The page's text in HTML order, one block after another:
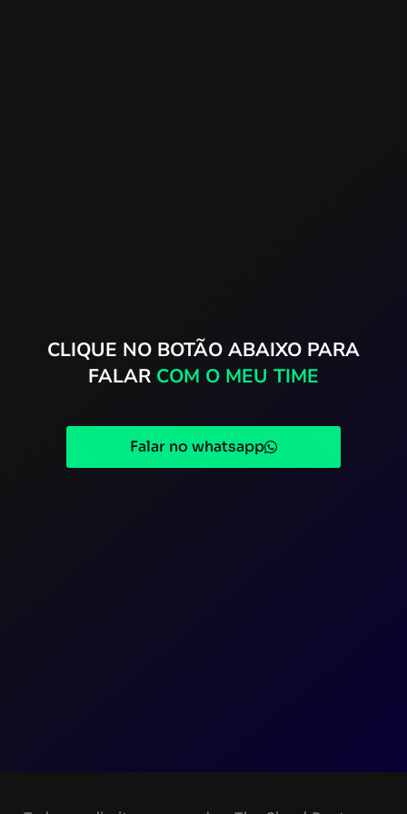
CLIQUE NO BOTÃO ABAIXO PARA
FALAR COM O MEU TIME
Falar no whatsapp